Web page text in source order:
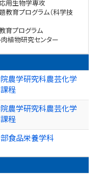
用生物学専攻
育プログラム（科学技
育プログラム
植物研究センター
農学研究科農芸化学
程
農学研究科農芸化学
程
食品栄養学科